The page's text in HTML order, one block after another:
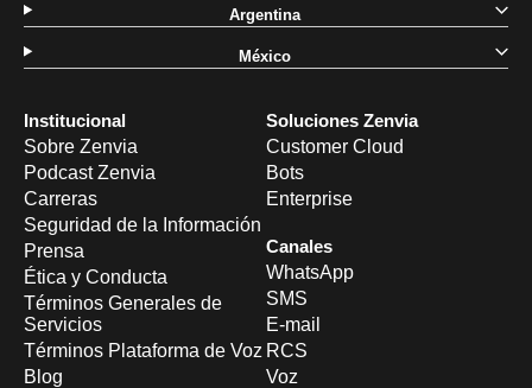
Institucional
Sobre Zenvia
Podcast Zenvia
Carreras
Seguridad de la Información
Prensa
Ética y Conducta
Términos Generales de
Servicios
Términos Plataforma de Voz
Blog
Soluciones Zenvia
Customer Cloud
Bots
Enterprise
Canales
WhatsApp
SMS
E-mail
RCS
Voz
Argentina
México